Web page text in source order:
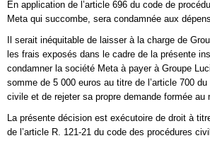
En application de l’article 696 du code de
Meta qui succombe, sera condamnée aux
Il serait inéquitable de laisser à la charge de
les frais exposés dans le cadre de la présente
condamner la société Meta à payer à Groupe
somme de 5 000 euros au titre de l’article 700
civile et de rejeter sa propre demande formée au
La présente décision est exécutoire de droit à
de l’article R. 121-21 du code des procédures